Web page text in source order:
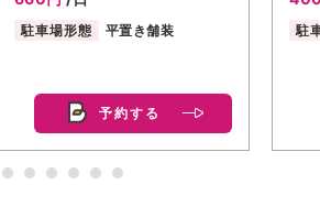
駐車場形態 平置き舗装
予約する
駐